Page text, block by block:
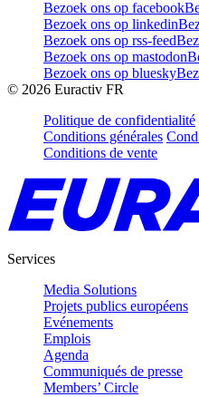
Bezoek ons op facebook
Bezoek ons op linkedin
Bezoek ons op rss-feed
Bezoek ons op mastodon
Bezoek ons op bluesky
© 2026 Euractiv FR
Politique de confidentialité
Conditions générales
Conditions de vente
Services
Media Solutions
Projets publics européens
Evénements
Emplois
Agenda
Communiqués de presse
Members’ Circle